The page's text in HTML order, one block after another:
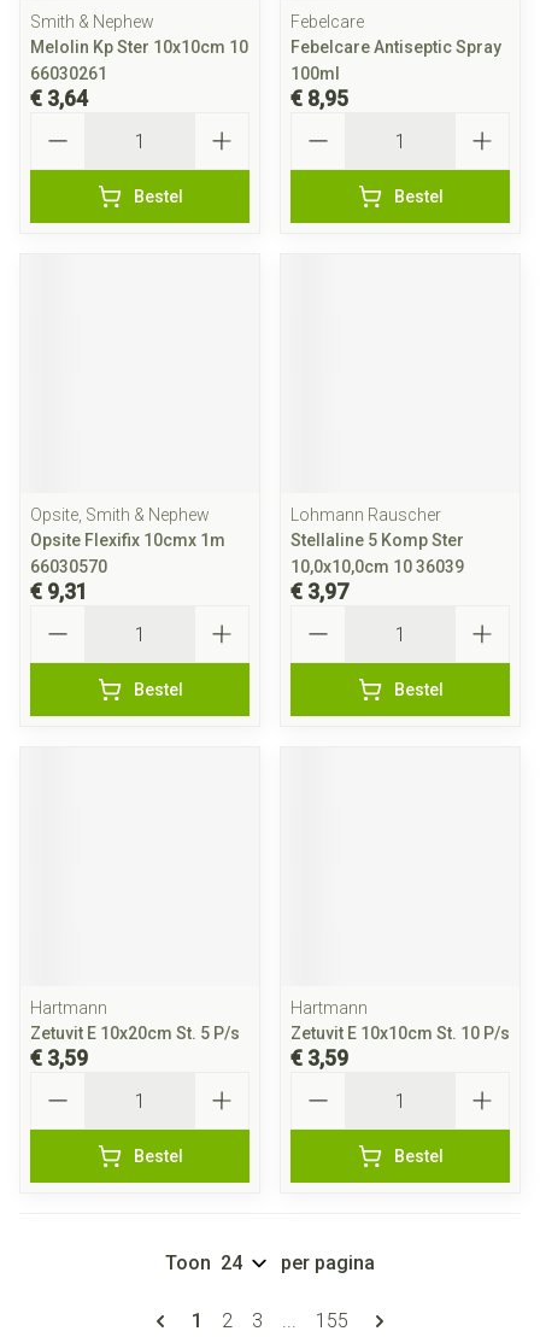
Smith & Nephew
Melolin Kp Ster 10x10cm 10
66030261
€ 3,64
Bestel
Febelcare
Febelcare Antiseptic Spray
100ml
€ 8,95
Bestel
Opsite, Smith & Nephew
Opsite Flexifix 10cmx 1m
66030570
€ 9,31
Bestel
Lohmann Rauscher
Stellaline 5 Komp Ster
10,0x10,0cm 10 36039
€ 3,97
Bestel
Hartmann
Zetuvit E 10x20cm St. 5 P/s
€ 3,59
Bestel
Hartmann
Zetuvit E 10x10cm St. 10 P/s
€ 3,59
Bestel
Pagina's
U lees momenteel pagina
1 Pagina
2 Pagina
3 ... Pagina
155
Toon per pagina